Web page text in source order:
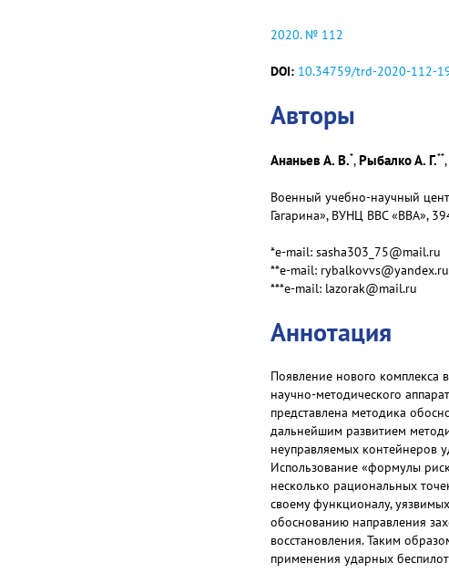
2020. № 112
DOI: 10.34759/trd-2020-112-
Авторы
Ананьев А. В.*,Рыбалко А. Г.**,
Военный учебно-научный
Гагарина», ВУНЦ ВВС «ВВА»,
*e-mail: sasha303_75@mail.ru
**e-mail: rybalkovvs@yandex.ru
***e-mail: lazorak@mail.ru
Аннотация
Появление нового комплекса
научно-методического
представлена методика
дальнейшим развитием
неуправляемых контейнеров
Использование «формулы
несколько рациональных
своему функционалу,
обоснованию направления
восстановления. Таким
применения ударных